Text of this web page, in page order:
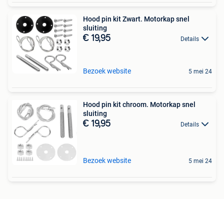
Hood pin kit Zwart. Motorkap snel
sluiting
€ 19,95 Details
Bezoek website 5 mei 24
Hood pin kit chroom. Motorkap snel
sluiting
€ 19,95 Details
Bezoek website 5 mei 24